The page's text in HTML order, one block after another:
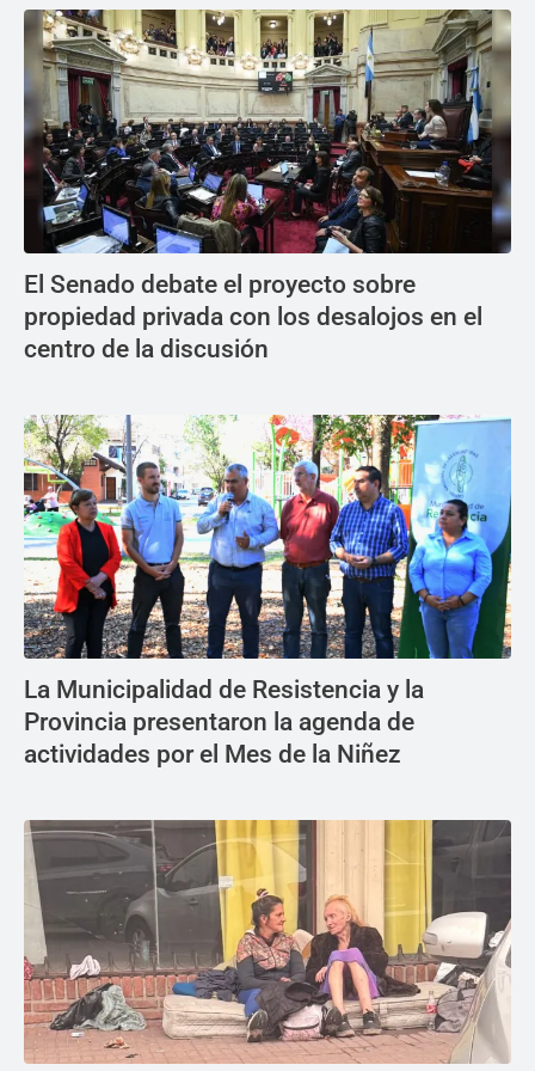
El Senado debate el proyecto sobre
propiedad privada con los desalojos en el
centro de la discusión
La Municipalidad de Resistencia y la
Provincia presentaron la agenda de
actividades por el Mes de la Niñez